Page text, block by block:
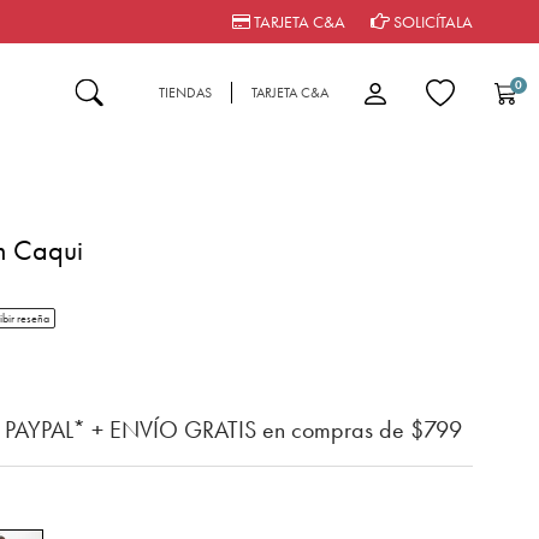
TARJETA C&A SOLICÍTALA
TIENDAS TARJETA C&A 0
Caqui
cliente
rating
reseña
+ ENVÍO GRATIS en compras de $799